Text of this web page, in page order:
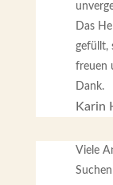
Das
gefüllt,
freuen
Dank.
Karin
Viele